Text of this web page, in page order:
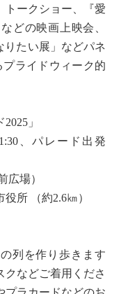
ークショー、『愛
どの映画上映会、
りたい展」などパネ
ライドウィーク的
2025」
、パレード出発
広場）
所 （約2.6㎞）
列を作り歩きます
クなどご着用くださ